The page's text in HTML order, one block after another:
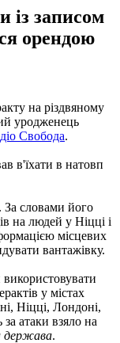
із записом
орендою
на різдвяному
уродженець
Свобода.
в'їхати в натовп
За словами його
на людей у Ніцці і
місцевих
вантажівку.
у містах
Ніцці, Лондоні,
за атаки взяло на
держава.